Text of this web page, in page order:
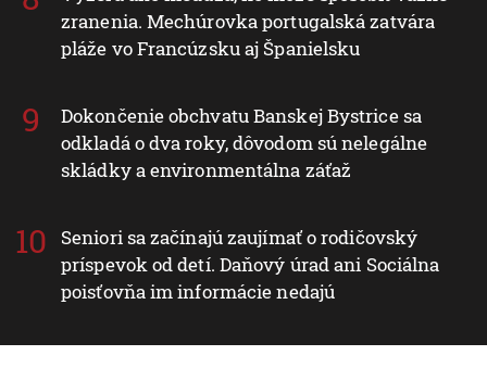
zranenia. Mechúrovka portugalská zatvára
pláže vo Francúzsku aj Španielsku
Dokončenie obchvatu Banskej Bystrice sa
odkladá o dva roky, dôvodom sú nelegálne
skládky a environmentálna záťaž
Seniori sa začínajú zaujímať o rodičovský
príspevok od detí. Daňový úrad ani Sociálna
poisťovňa im informácie nedajú